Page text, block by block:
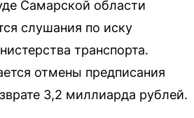
Самарской области
слушания по иску
транспорта.
отмены предписания
3,2 миллиарда рублей.